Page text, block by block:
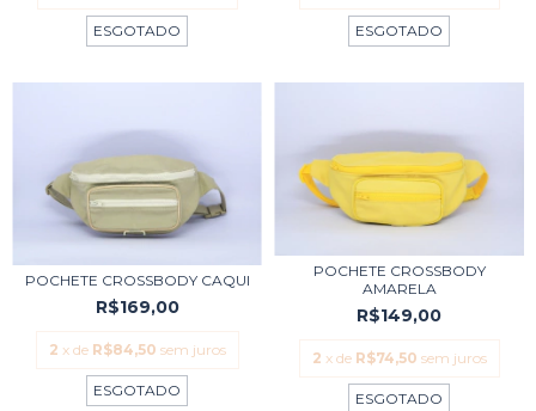
ESGOTADO ESGOTADO
POCHETE CROSSBODY CAQUI
R$169,00
2 x de R$84,50 sem juros
ESGOTADO
POCHETE CROSSBODY
AMARELA
R$149,00
2 x de R$74,50 sem juros
ESGOTADO